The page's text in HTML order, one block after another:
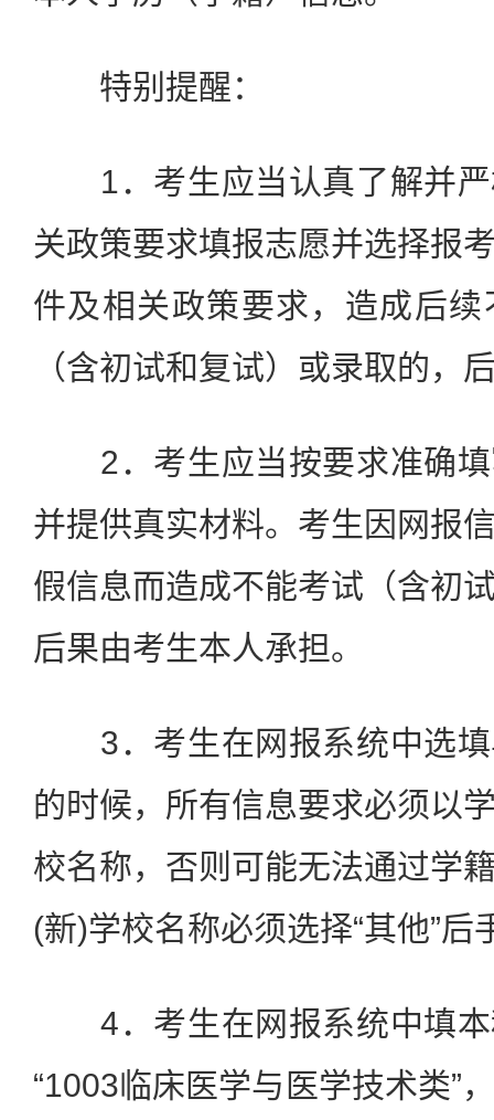
特别提醒：
1．考生应当认真了解并严
关政策要求填报志愿并选择报
件及相关政策要求，造成后
（含初试和复试）或录取的，
2．考生应当按要求准确填
并提供真实材料。考生因网报
假信息而造成不能考试（含初
后果由考生本人承担。
3．考生在网报系统中选填
的时候，所有信息要求必须以
校名称，否则可能无法通过学
(新)学校名称必须选择“其他”后
4．考生在网报系统中填本
“1003临床医学与医学技术类”